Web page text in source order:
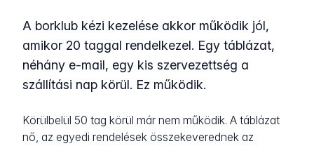
A borklub kézi kezelése akkor működik jól,
amikor 20 taggal rendelkezel. Egy táblázat,
néhány e-mail, egy kis szervezettség a
szállítási nap körül. Ez működik.
Körülbelül 50 tag körül már nem működik. A táblázat
nő, az egyedi rendelések összekeverednek az